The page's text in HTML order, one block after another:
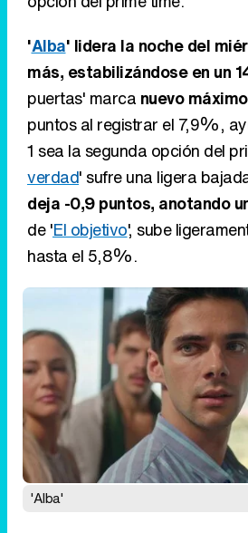
'Alba' lidera la noche del
más, estabilizándose en un
puertas' marca nuevo máximo
puntos al registrar el 7,9%,
1 sea la segunda opción del
verdad' sufre una ligera
deja -0,9 puntos, anotando
de 'El objetivo', sube
hasta el 5,8%.
'Alba'